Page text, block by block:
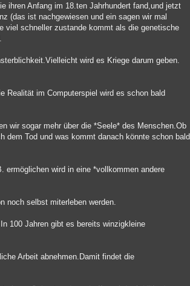
ihren Anfang im 18.ten Jahrhundert fand,und jetzt
(das ist nachgewiesen und ein sagen wir mal
viel schneller zustande kommt als die genetische
wird es Kriege darum geben.
Realität im Computerspiel wird es schon bald
wir sogar mehr über die *Seele* des Menschen.Ob
dem Tod und was kommt danach könnte schon bald
ermöglichen wird in eine *vollkommen andere
noch selbst miterleben werden.
100 Jahren gibt es bereits winzigkleine
Arbeit abnehmen.Damit findet die